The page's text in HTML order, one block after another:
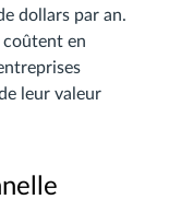
dollars par an.
coûtent en
leur valeur